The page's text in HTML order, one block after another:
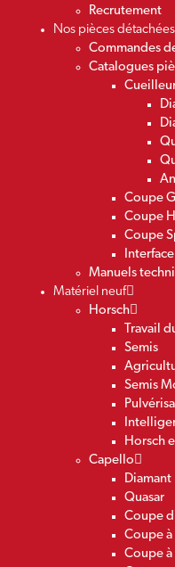
Recrutement
Nos pièces détachées
Commandes
Catalogues
Coupe
Coupe
Coupe
Manuels
Matériel neuf
Horsch
Travail
Semis
Semis
Horsch
Capello
Diamant
Quasar
Coupe
Coupe à
Coupe